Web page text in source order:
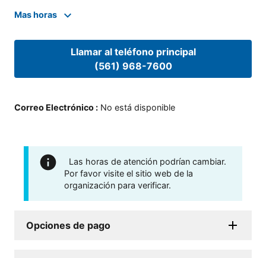
Mas horas
Llamar al teléfono principal
(561) 968-7600
Correo Electrónico : No está disponible
Las horas de atención podrían cambiar.
Por favor visite el sitio web de la
organización para verificar.
Opciones de pago